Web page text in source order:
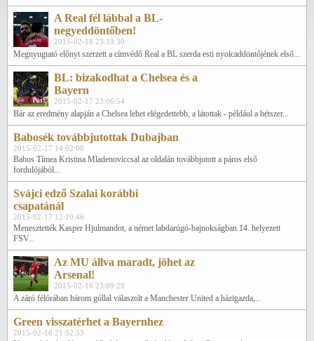
A Real fél lábbal a BL-
negyeddöntőben!
2015-02-18 23:19:30
Megnyugtató előnyt szerzett a címvédő Real a BL szerda esti nyolcaddöntőjének első...
BL: bizakodhat a Chelsea és a
Bayern
2015-02-17 23:06:54
Bár az eredmény alapján a Chelsea lehet elégedettebb, a látottak - például a hétszer...
Babosék továbbjutottak Dubajban
2015-02-17 14:02:08
Babos Tímea Kristina Mladenoviccsal az oldalán továbbjutott a páros első
fordulójából...
Svájci edző Szalai korábbi
csapatánál
2015-02-17 12:10:46
Menesztették Kasper Hjulmandot, a német labdarúgó-bajnokságban 14. helyezett
FSV...
Az MU állva maradt, jöhet az
Arsenal!
2015-02-16 23:09:29
A záró félórában három góllal válaszolt a Manchester United a házigazda,...
Green visszatérhet a Bayernhez
2015-02-16 21:52:53